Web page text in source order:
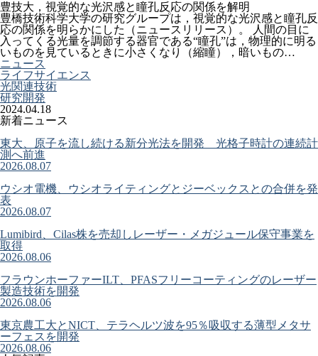
豊技大，視覚的な光沢感と瞳孔反応の関係を解明
豊橋技術科学大学の研究グループは，視覚的な光沢感と瞳孔反
応の関係を明らかにした（ニュースリリース）。 人間の目に
入ってくる光量を調節する器官である“瞳孔”は，物理的に明る
いものを見ているときに小さくなり（縮瞳），暗いもの…
ニュース
ライフサイエンス
光関連技術
研究開発
2024.04.18
新着ニュース
東大、原子を流し続ける新分光法を開発 光格子時計の連続計
測へ前進
2026.08.07
ウシオ電機、ウシオライティングとジーベックスとの合併を発
表
2026.08.07
Lumibird、Cilas株を売却しレーザー・メガジュール保守事業を
取得
2026.08.06
フラウンホーファーILT、PFASフリーコーティングのレーザー
製造技術を開発
2026.08.06
東京農工大とNICT、テラヘルツ波を95％吸収する薄型メタサ
ーフェスを開発
2026.08.06